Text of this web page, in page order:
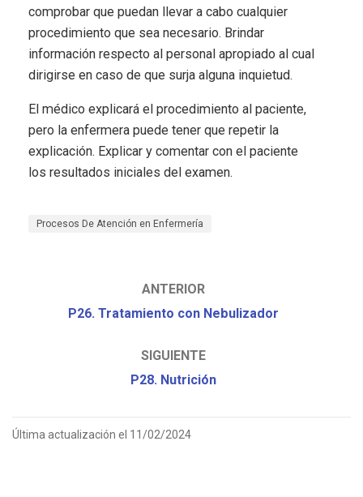
comprobar que puedan llevar a cabo cualquier
procedimiento que sea necesario. Brindar
información respecto al personal apropiado al cual
dirigirse en caso de que surja alguna inquietud.
El médico explicará el procedimiento al paciente,
pero la enfermera puede tener que repetir la
explicación. Explicar y comentar con el paciente
los resultados iniciales del examen.
Procesos De Atención en Enfermería
ANTERIOR
P26. Tratamiento con Nebulizador
SIGUIENTE
P28. Nutrición
Última actualización el 11/02/2024